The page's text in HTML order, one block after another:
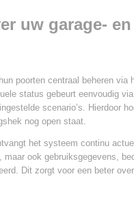
uw garage- en
poorten centraal beheren via
status gebeurt eenvoudig
scenario’s. Hierdoor
nog open staat.
het systeem continu
ook gebruiksgegevens,
Dit zorgt voor een beter